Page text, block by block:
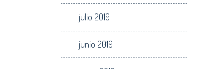
julio 2019
junio 2019